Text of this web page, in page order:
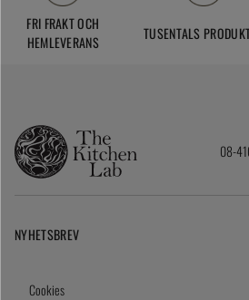
FRI FRAKT OCH
HEMLEVERANS
TUSENTALS
08-
NYHETSBREV
Cookies